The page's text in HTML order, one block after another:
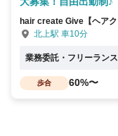
hair create Give【ヘア
北上駅 車10分
業務委託・フリーランス
歩合 60%〜